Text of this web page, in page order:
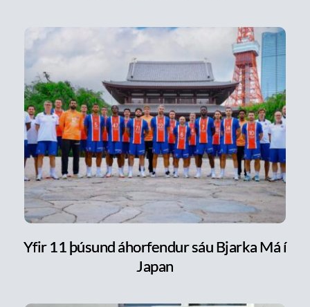
Yfir 11 þúsund áhorfendur sáu Bjarka Má í
Japan